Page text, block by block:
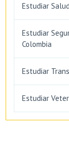
Estudiar
Estudiar
Colombia
Estudiar
Estudiar